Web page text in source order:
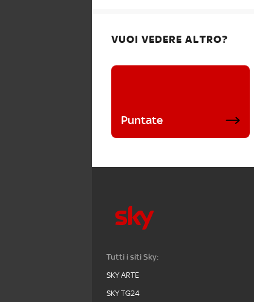
VUOI VEDERE ALTRO?
Puntate
Tutti i siti Sky:
SKY ARTE
SKY TG24